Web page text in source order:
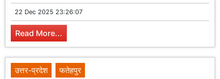
22 Dec 2025 23:26:07
Read More...
उत्तर-प्रदेश
फतेहपुर